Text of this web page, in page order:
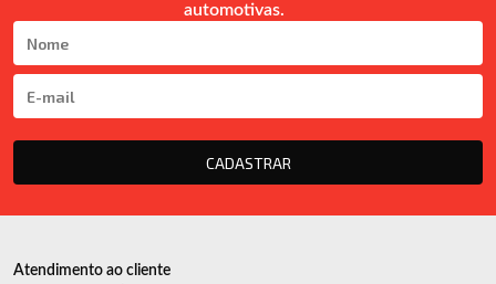
automotivas.
CADASTRAR
Atendimento ao cliente